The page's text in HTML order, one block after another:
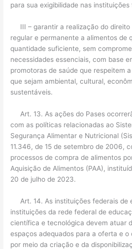
para sua exigibilidade nas
III – garantir a realização do direito
regular e permanente a alimentos de
quantidade suficiente, sem
necessidades essenciais, com base
promotoras de saúde que respeitem
que sejam ambiental, cultural,
sustentáveis.
Art. 13. As ações do Pases
com as políticas relacionadas ao
Segurança Alimentar e Nutricional
11.346, de 15 de setembro de 2006,
processos de compra de alimentos
Aquisição de Alimentos (PAA),
20 de julho de 2023.
Art. 14. As instituições federais de
instituições da rede federal de
científica e tecnológica devem atuar
espaços adequados para a oferta e o
por meio da criação e da